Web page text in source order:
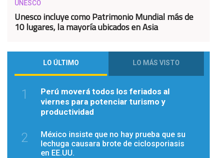
UNESCO
Unesco incluye como Patrimonio Mundial más de
10 lugares, la mayoría ubicados en Asia
LO ÚLTIMO LO MÁS VISTO
1
Perú moverá todos los feriados al
viernes para potenciar turismo y
productividad
2
México insiste que no hay prueba que su
lechuga causara brote de ciclosporiasis
en EE.UU.